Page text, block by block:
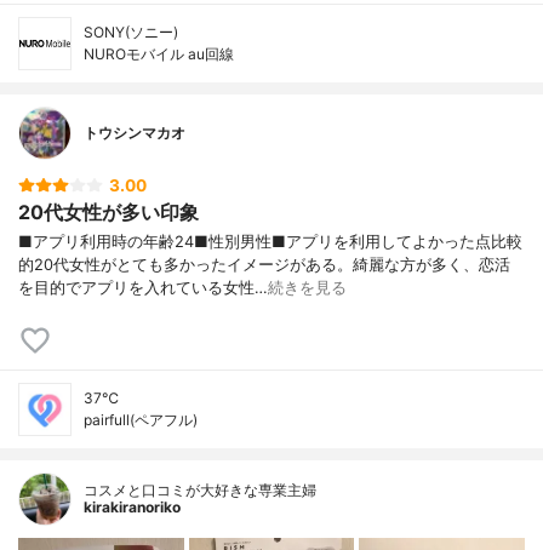
SONY(ソニー)
NUROモバイル au回線
トウシンマカオ
3.00
20代女性が多い印象
■アプリ利用時の年齢24■性別男性■アプリを利用してよかった点比較
的20代女性がとても多かったイメージがある。綺麗な方が多く、恋活
を目的でアプリを入れている女性…続きを見る
37℃
pairfull(ペアフル)
コスメと口コミが大好きな専業主婦
kirakiranoriko